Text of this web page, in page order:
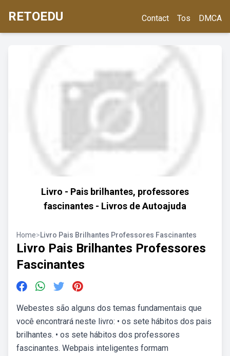
RETOEDU Contact Tos DMCA
Livro - Pais brilhantes, professores
fascinantes - Livros de Autoajuda
Home>Livro Pais Brilhantes Professores Fascinantes
Livro Pais Brilhantes Professores
Fascinantes
Webestes são alguns dos temas fundamentais que
você encontrará neste livro: • os sete hábitos dos pais
brilhantes. • os sete hábitos dos professores
fascinantes. Webpais inteligentes formam